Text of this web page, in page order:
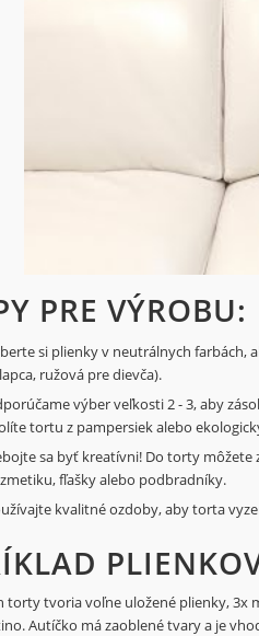
PRE VÝROBU:
si plienky v neutrálnych farbách,
ružová pre dievča).
výber veľkosti 2 - 3, aby
tortu z pampersiek alebo
sa byť kreatívni! Do torty
fľašky alebo podbradníky.
kvalitné ozdoby, aby torta
torty tvoria voľne uložené plienky, 3x
Autíčko má zaoblené tvary a je